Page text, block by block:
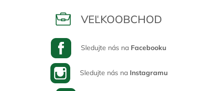
VEĽKOOBCHOD
Sledujte nás na Facebooku
Sledujte nás na Instagramu